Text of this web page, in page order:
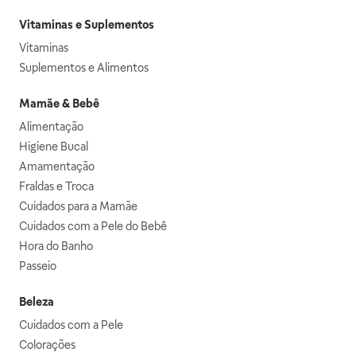
Vitaminas e Suplementos
Vitaminas
Suplementos e Alimentos
Mamãe & Bebê
Alimentação
Higiene Bucal
Amamentação
Fraldas e Troca
Cuidados para a Mamãe
Cuidados com a Pele do Bebê
Hora do Banho
Passeio
Beleza
Cuidados com a Pele
Colorações